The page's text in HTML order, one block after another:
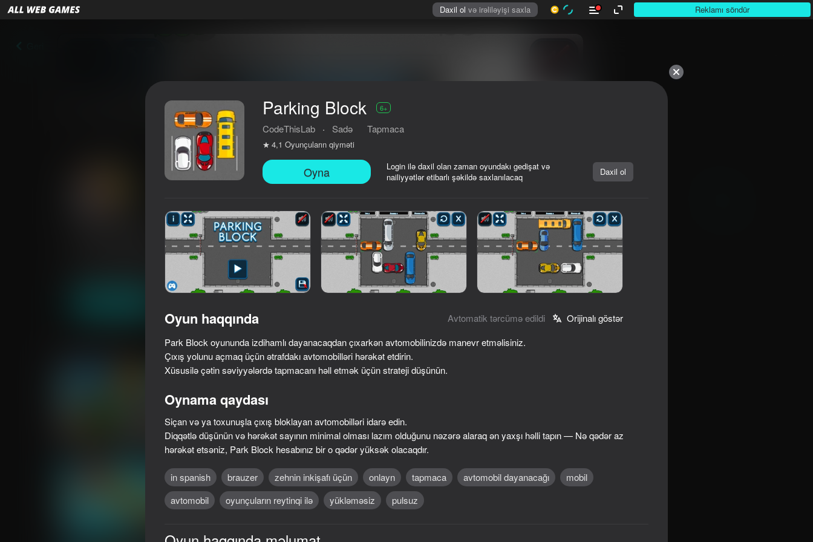
Daxil ol və irəliləyişi saxla Reklamı söndür
Oyunçuların qiyməti 6+
CodeThisLab
Traffic Gap: Merge Rush
59
Telekinesis drive: first person
56
Parking Block 6+
CodeThisLab · Sadə Tapmaca
4,1 Oyunçuların qiyməti
Oyna
Login ilə daxil olan zaman oyundakı gedişat və
nailiyyətlər etibarlı şəkildə saxlanılacaq
Daxil ol
Oyun haqqında Avtomatik tərcümə edildi
Orijinalı göstər
Park Block oyununda izdihamlı dayanacaqdan çıxarkən avtomobilinizdə manevr etməlisiniz.
Çıxış yolunu açmaq üçün ətrafdakı avtomobilləri hərəkət etdirin.
Xüsusilə çətin səviyyələrdə tapmacanı həll etmək üçün strateji düşünün.
Oynama qaydası
Siçan və ya toxunuşla çıxış bloklayan avtomobilləri idarə edin.
Diqqətlə düşünün və hərəkət sayının minimal olması lazım olduğunu nəzərə alaraq ən yaxşı həlli tapın — Nə qədər az
hərəkət etsəniz, Park Block hesabınız bir o qədər yüksək olacaqdır.
in spanish brauzer zehnin inkişafı üçün onlayn tapmaca avtomobil dayanacağı
mobil
avtomobil
oyunçuların reytinqi ilə yükləməsiz pulsuz